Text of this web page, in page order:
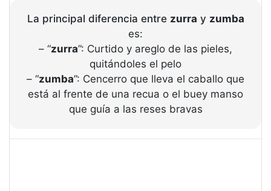
La principal diferencia entre zurra y zumba
es:
– “zurra”: Curtido y areglo de las pieles,
quitándoles el pelo
– “zumba”: Cencerro que lleva el caballo que
está al frente de una recua o el buey manso
que guía a las reses bravas